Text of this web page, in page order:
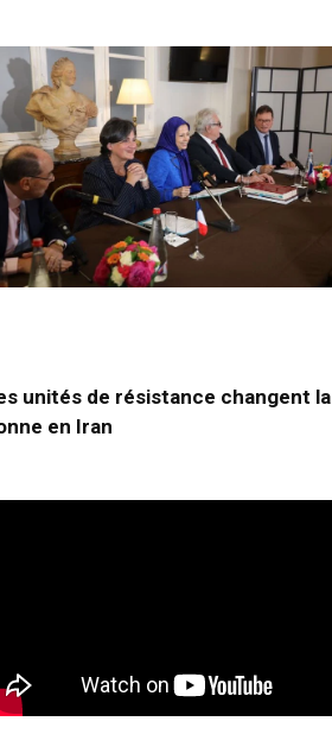
unités de résistance changent la
en Iran